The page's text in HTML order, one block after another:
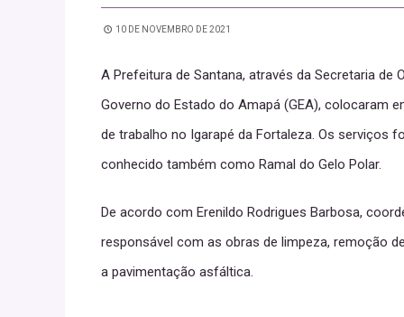
10 DE NOVEMBRO DE 2021
A Prefeitura de Santana, através da Secretaria de
Governo do Estado do Amapá (GEA), colocaram
de trabalho no Igarapé da Fortaleza. Os serviços
conhecido também como Ramal do Gelo Polar.
De acordo com Erenildo Rodrigues Barbosa,
responsável com as obras de limpeza, remoção
a pavimentação asfáltica.